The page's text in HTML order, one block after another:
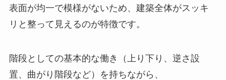
表面が均一で模様がないため、建築全体がスッキ
リと整って見えるのが特徴です。
階段としての基本的な働き（上り下り、逆さ設
置、曲がり階段など）を持ちながら、